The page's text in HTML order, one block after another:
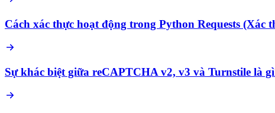
Cách xác thực hoạt động trong Python Requests
Sự khác biệt giữa reCAPTCHA v2, v3 và Turnstile là